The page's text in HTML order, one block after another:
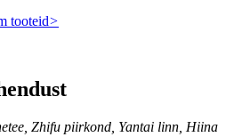
tooteid>
Zhifu piirkond, Yantai linn, Hiina